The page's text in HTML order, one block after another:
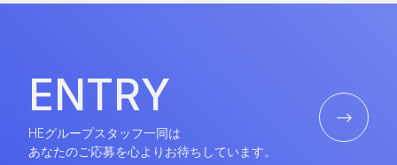
ENTRY
ENTRY
HEグループスタッフ一同は
あなたのご応募を心よりお待ちしています。